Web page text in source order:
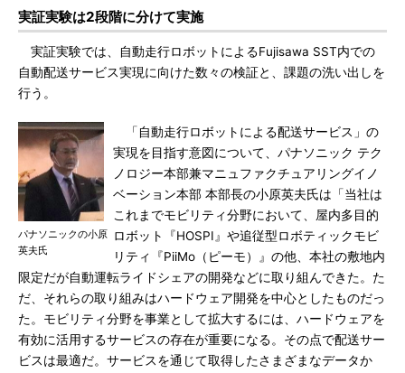
実証実験は2段階に分けて実施
実証実験では、自動走行ロボットによるFujisawa SST内での
自動配送サービス実現に向けた数々の検証と、課題の洗い出しを
行う。
パナソニックの小原
英夫氏
「自動走行ロボットによる配送サービス」の
実現を目指す意図について、パナソニック テク
ノロジー本部兼マニュファクチュアリングイノ
ベーション本部 本部長の小原英夫氏は「当社は
これまでモビリティ分野において、屋内多目的
ロボット『HOSPI』や追従型ロボティックモビ
リティ『PiiMo（ピーモ）』の他、本社の敷地内
限定だが自動運転ライドシェアの開発などに取り組んできた。た
だ、それらの取り組みはハードウェア開発を中心としたものだっ
た。モビリティ分野を事業として拡大するには、ハードウェアを
有効に活用するサービスの存在が重要になる。その点で配送サー
ビスは最適だ。サービスを通じて取得したさまざまなデータか